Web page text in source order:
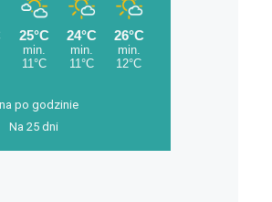
po godzinie
Na 25 dni